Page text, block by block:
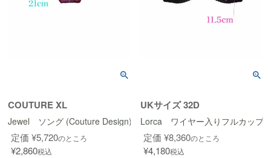
COUTURE XL
Jewel ソング (Couture Design)
定価 ¥5,720のところ
¥2,860税込
UKサイズ 32D
Lorca ワイヤー入りフルカップ
定価 ¥8,360のところ
¥4,180税込